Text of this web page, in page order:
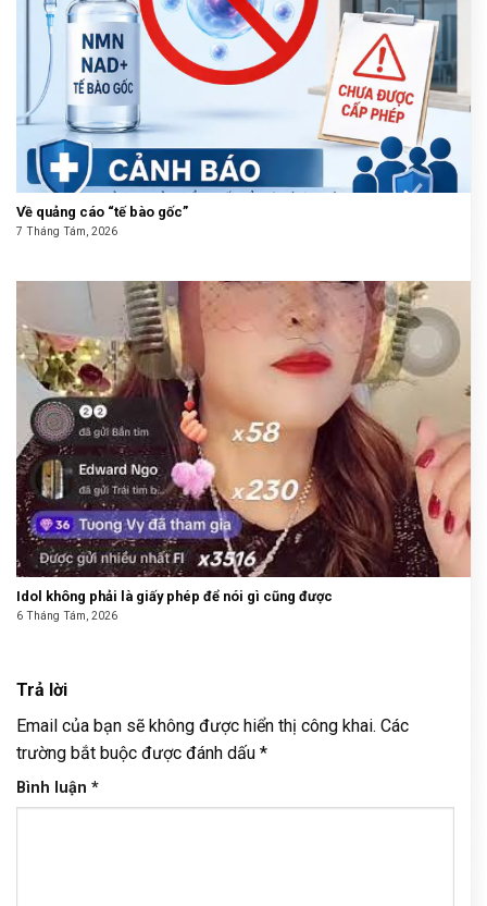
Về quảng cáo “tế bào gốc”
7 Tháng Tám, 2026
Idol không phải là giấy phép để nói gì cũng được
6 Tháng Tám, 2026
Trả lời
Email của bạn sẽ không được hiển thị công khai. Các
trường bắt buộc được đánh dấu *
Bình luận *